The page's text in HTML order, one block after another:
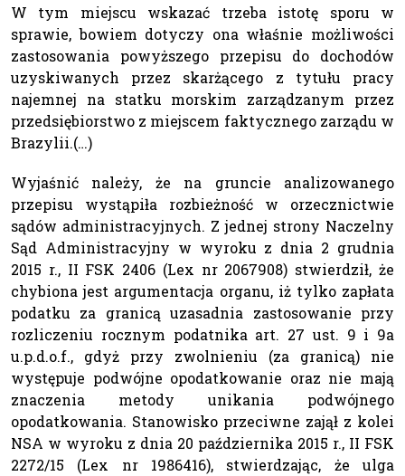
W tym miejscu wskazać trzeba istotę sporu w
sprawie, bowiem dotyczy ona właśnie możliwości
zastosowania powyższego przepisu do dochodów
uzyskiwanych przez skarżącego z tytułu pracy
najemnej na statku morskim zarządzanym przez
przedsiębiorstwo z miejscem faktycznego zarządu w
Brazylii.(…)
Wyjaśnić należy, że na gruncie analizowanego
przepisu wystąpiła rozbieżność w orzecznictwie
sądów administracyjnych. Z jednej strony Naczelny
Sąd Administracyjny w wyroku z dnia 2 grudnia
2015 r., II FSK 2406 (Lex nr 2067908) stwierdził, że
chybiona jest argumentacja organu, iż tylko zapłata
podatku za granicą uzasadnia zastosowanie przy
rozliczeniu rocznym podatnika art. 27 ust. 9 i 9a
u.p.d.o.f., gdyż przy zwolnieniu (za granicą) nie
występuje podwójne opodatkowanie oraz nie mają
znaczenia metody unikania podwójnego
opodatkowania. Stanowisko przeciwne zajął z kolei
NSA w wyroku z dnia 20 października 2015 r., II FSK
2272/15 (Lex nr 1986416), stwierdzając, że ulga